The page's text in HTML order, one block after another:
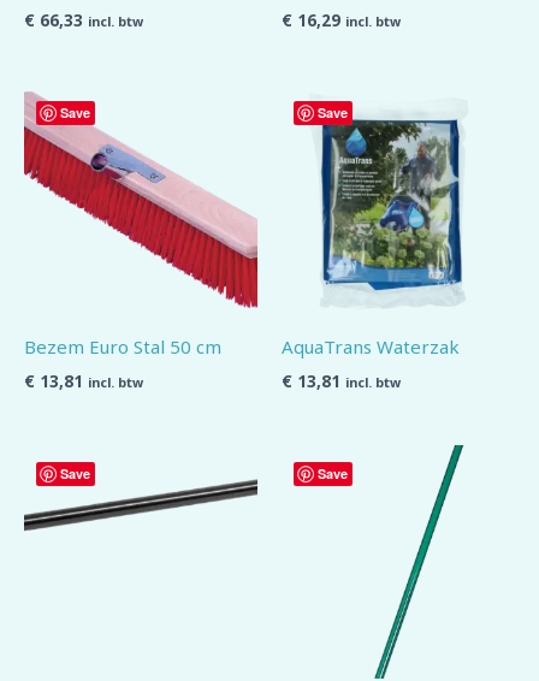
€ 66,33 incl. btw € 16,29 incl. btw
Save
Bezem Euro Stal 50 cm
€ 13,81 incl. btw
Save
AquaTrans Waterzak
€ 13,81 incl. btw
Save Save